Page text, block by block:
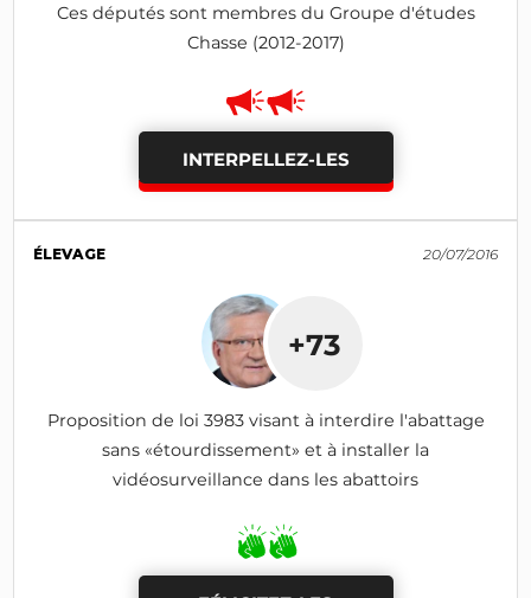
Ces députés sont membres du Groupe d'études
Chasse (2012-2017)
INTERPELLEZ-LES
ÉLEVAGE 20/07/2016
+73
Proposition de loi 3983 visant à interdire l'abattage
sans «étourdissement» et à installer la
vidéosurveillance dans les abattoirs